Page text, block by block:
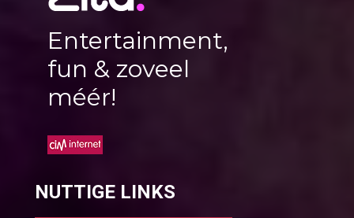
Entertainment,
fun & zoveel
méér!
NUTTIGE LINKS